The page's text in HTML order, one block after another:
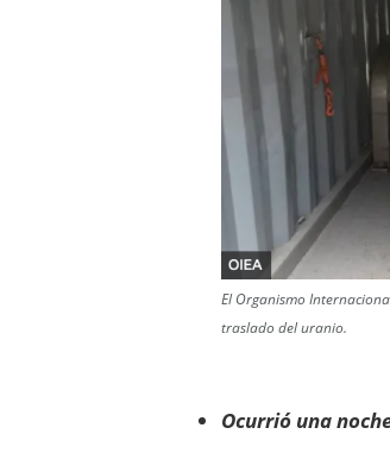
El Organismo
traslado del uranio.
Ocurrió una